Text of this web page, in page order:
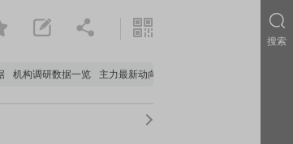
机构调研数据一览 主力最新动向
搜索